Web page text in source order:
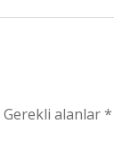
Gerekli alanlar*